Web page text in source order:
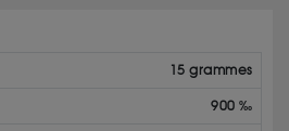
15 grammes
900 ‰